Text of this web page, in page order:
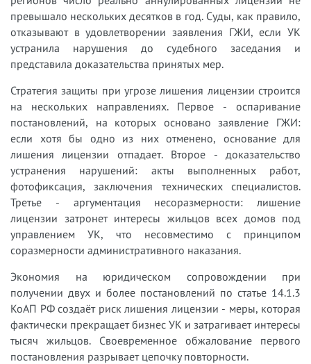
превышало нескольких десятков в год. Суды, как правило,
отказывают в удовлетворении заявления ГЖИ, если УК
устранила нарушения до судебного заседания и
представила доказательства принятых мер.
Стратегия защиты при угрозе лишения лицензии строится
на нескольких направлениях. Первое - оспаривание
постановлений, на которых основано заявление ГЖИ:
если хотя бы одно из них отменено, основание для
лишения лицензии отпадает. Второе - доказательство
устранения нарушений: акты выполненных работ,
фотофиксация, заключения технических специалистов.
Третье - аргументация несоразмерности: лишение
лицензии затронет интересы жильцов всех домов под
управлением УК, что несовместимо с принципом
соразмерности административного наказания.
Экономия на юридическом сопровождении при
получении двух и более постановлений по статье 14.1.3
КоАП РФ создаёт риск лишения лицензии - меры, которая
фактически прекращает бизнес УК и затрагивает интересы
тысяч жильцов. Своевременное обжалование первого
постановления разрывает цепочку повторности.